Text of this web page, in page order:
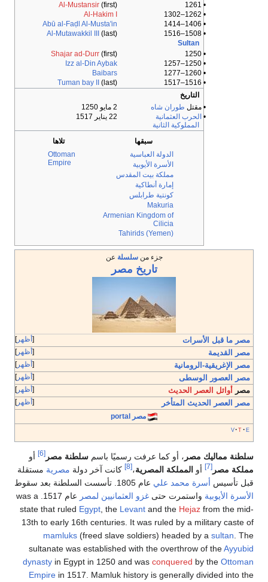
• 1261
Al-Mustansir(first)
• 1262–1302
Al-Hakim I
• 1406–1414
Abū al-Faḍl Al-Musta'in
• 1508–1516
Al-Mutawakkil III
(last)
Sultan
• 1250
Shajar ad-Durr(first)
• 1250–1257
Izz al-Din Aybak
• 1260–1277
Baibars
• 1516–1517
Tuman bay II
(last)
التاريخ
• مقتل طوران شاه
2 مايو 1250
• الحرب العثمانية
المملوكية الثانية
22 يناير 1517
سبقها
تلاها
الدولة العباسية
الأسرة الأيوبية
مملكة بيت المقدس
إمارة أنطاكية
كونتية طرابلس
Makuria
Armenian Kingdom of
Cilicia
Tahirids (Yemen)
Ottoman
Empire
جزء منسلسلة عن
تاريخ مصر
أظهر مصر ما قبل الأسرات
أظهر مصر القديمة
أظهر مصر الإغريقية-الرومانية
أظهر مصر العصور الوسطى
أظهر مصر أوائل العصر الحديث
أظهر مصر العصر الحديث المتأخر
مصر portal
v t e
سلطنة مماليك مصر ، أو كما عرفت رسميًا باسم سلطنة مصر [6]
أو
مملكة مصر [7] أو المملكة المصرية،[8] كانت آخر دولة مصرية مستقلة
قبل تأسيس أسرة محمد علي عام 1805. تأسست السلطنة بعد سقوط
الأسرة الأيوبية واستمرت حتى غزو العثمانيين لمصر
عام 1517. was a
state that ruled Egypt , the Levant and the Hejaz from the mid-
13th to early 16th centuries. It was ruled by a military caste of
mamluks (freed slave soldiers) headed by a sultan . The
sultanate was established with the overthrow of theAyyubid
dynasty in Egypt in 1250 and was conquered by the Ottoman
Empire in 1517. Mamluk history is generally divided into the